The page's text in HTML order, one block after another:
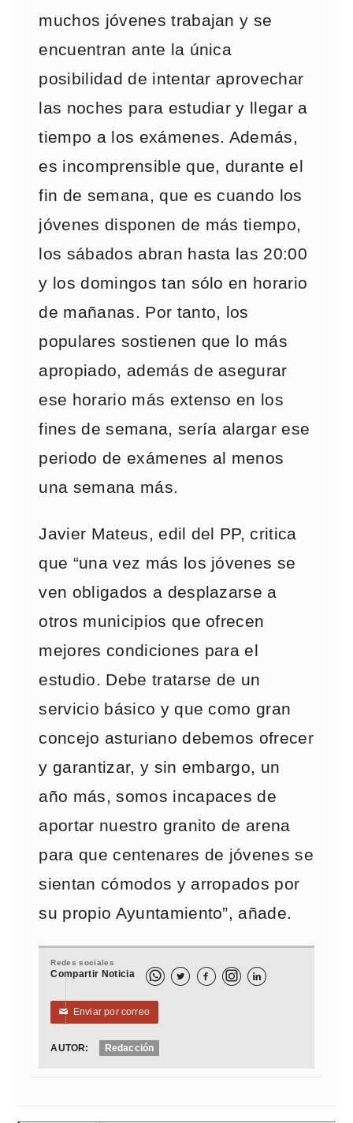
muchos jóvenes trabajan y se
encuentran ante la única
posibilidad de intentar aprovechar
las noches para estudiar y llegar a
tiempo a los exámenes. Además,
es incomprensible que, durante el
fin de semana, que es cuando los
jóvenes disponen de más tiempo,
los sábados abran hasta las 20:00
y los domingos tan sólo en horario
de mañanas. Por tanto, los
populares sostienen que lo más
apropiado, además de asegurar
ese horario más extenso en los
fines de semana, sería alargar ese
periodo de exámenes al menos
una semana más.
Javier Mateus, edil del PP, critica
que “una vez más los jóvenes se
ven obligados a desplazarse a
otros municipios que ofrecen
mejores condiciones para el
estudio. Debe tratarse de un
servicio básico y que como gran
concejo asturiano debemos ofrecer
y garantizar, y sin embargo, un
año más, somos incapaces de
aportar nuestro granito de arena
para que centenares de jóvenes se
sientan cómodos y arropados por
su propio Ayuntamiento”, añade.
Redes sociales
Compartir Noticia   
✉ Enviar por correo
AUTOR: Redacción